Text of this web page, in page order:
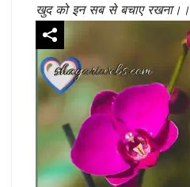
खुद को इन सब से बचाए रखना।।